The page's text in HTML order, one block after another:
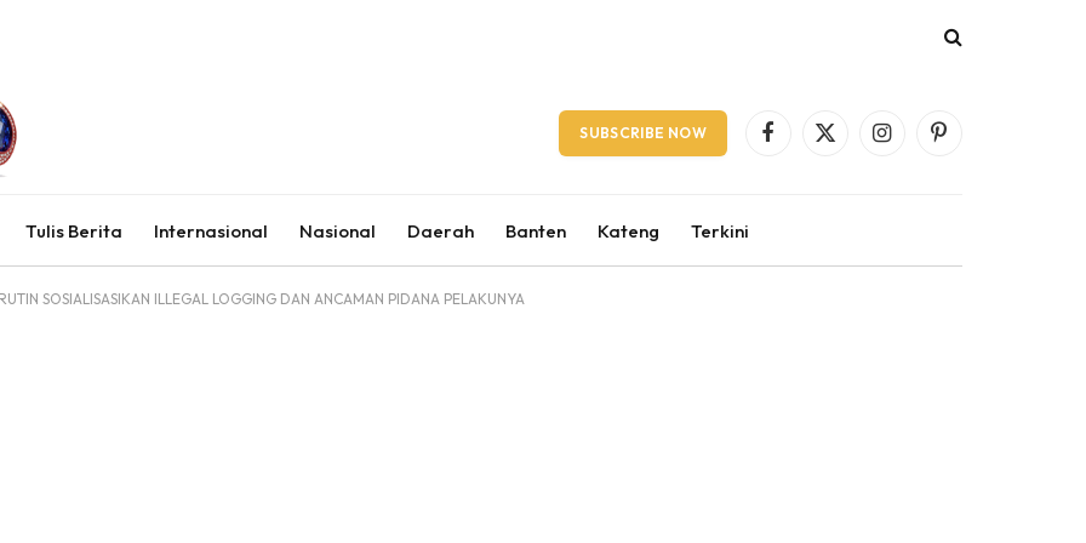
SUBSCRIBE NOW Facebook
X
InstagramPinterest
Tulis Berita Internasional Nasional Daerah Banten Kateng Terkini
SOSIALISASIKAN ILLEGAL LOGGING DAN ANCAMAN PIDANA PELAKUNYA